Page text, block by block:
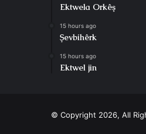
Ektwela Orkêş
15 hours ago
Şevbihêrk
15 hours ago
Ektwel jin
© Copyright 2026, All